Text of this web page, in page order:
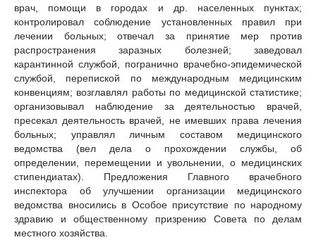
врач, помощи в городах и др. населенных пунктах;
контролировал соблюдение установленных правил при
лечении больных; отвечал за принятие мер против
распространения заразных болезней; заведовал
карантинной службой, погранично врачебно-эпидемической
службой, перепиской по международным медицинским
конвенциям; возглавлял работы по медицинской статистике;
организовывал наблюдение за деятельностью врачей,
пресекал деятельность врачей, не имевших права лечения
больных; управлял личным составом медицинского
ведомства (вел дела о прохождении службы, об
определении, перемещении и увольнении, о медицинских
стипендиатах). Предложения Главного врачебного
инспектора об улучшении организации медицинского
ведомства вносились в Особое присутствие по народному
здравию и общественному призрению Совета по делам
местного хозяйства.